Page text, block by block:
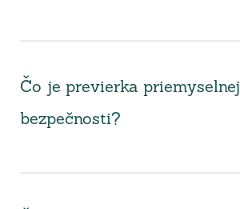
Čo je previerka priemyselnej
bezpečnosti?